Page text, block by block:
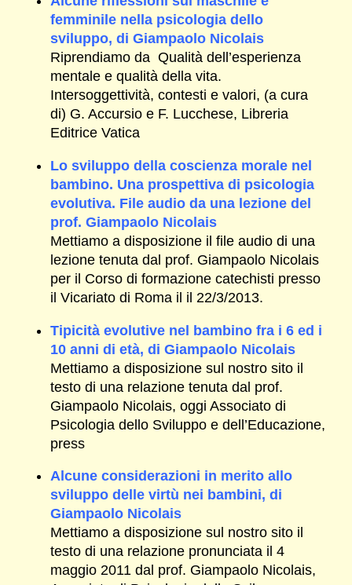
femminile nella psicologia dello
sviluppo, di Giampaolo Nicolais
Riprendiamo da Qualità dell’esperienza
mentale e qualità della vita.
Intersoggettività, contesti e valori, (a cura
di) G. Accursio e F. Lucchese, Libreria
Editrice Vatica
Lo sviluppo della coscienza morale nel
bambino. Una prospettiva di psicologia
evolutiva. File audio da una lezione del
prof. Giampaolo Nicolais
Mettiamo a disposizione il file audio di una
lezione tenuta dal prof. Giampaolo Nicolais
per il Corso di formazione catechisti presso
il Vicariato di Roma il il 22/3/2013.
Tipicità evolutive nel bambino fra i 6 ed i
10 anni di età, di Giampaolo Nicolais
Mettiamo a disposizione sul nostro sito il
testo di una relazione tenuta dal prof.
Giampaolo Nicolais, oggi Associato di
Psicologia dello Sviluppo e dell’Educazione,
press
Alcune considerazioni in merito allo
sviluppo delle virtù nei bambini, di
Giampaolo Nicolais
Mettiamo a disposizione sul nostro sito il
testo di una relazione pronunciata il 4
maggio 2011 dal prof. Giampaolo Nicolais,